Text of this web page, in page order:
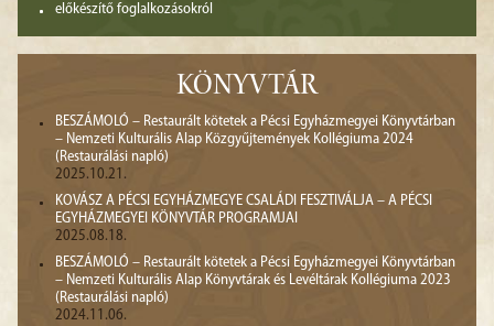
előkészítő foglalkozásokról
KÖNYVTÁR
BESZÁMOLÓ – Restaurált kötetek a Pécsi Egyházmegyei Könyvtárban
– Nemzeti Kulturális Alap Közgyűjtemények Kollégiuma 2024
(Restaurálási napló)
2025.10.21.
KOVÁSZ A PÉCSI EGYHÁZMEGYE CSALÁDI FESZTIVÁLJA – A PÉCSI
EGYHÁZMEGYEI KÖNYVTÁR PROGRAMJAI
2025.08.18.
BESZÁMOLÓ – Restaurált kötetek a Pécsi Egyházmegyei Könyvtárban
– Nemzeti Kulturális Alap Könyvtárak és Levéltárak Kollégiuma 2023
(Restaurálási napló)
2024.11.06.